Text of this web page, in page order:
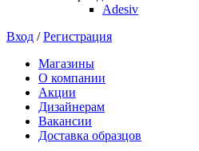
Adesiv
Вход /Регистрация
Магазины
О компании
Акции
Дизайнерам
Вакансии
Доставка образцов